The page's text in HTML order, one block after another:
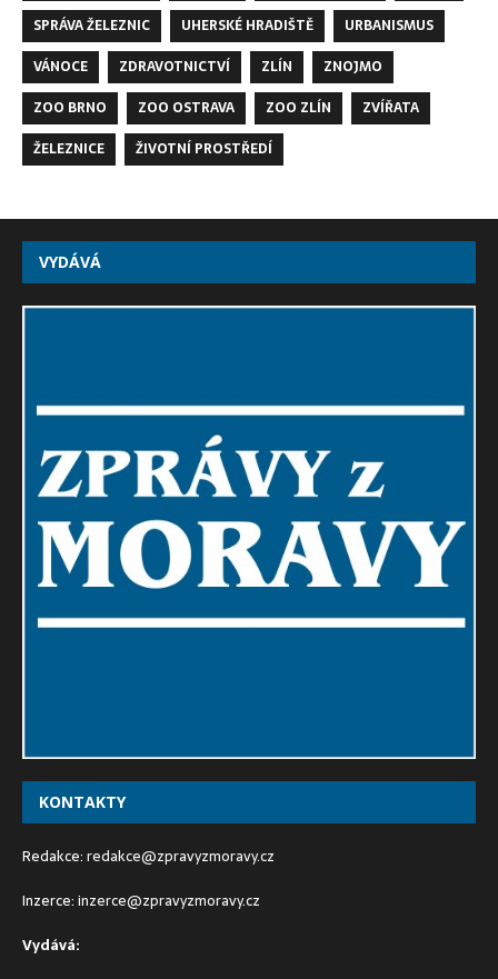
SPRÁVA ŽELEZNIC
UHERSKÉ HRADIŠTĚ
URBANISMUS
VÁNOCE
ZDRAVOTNICTVÍ ZLÍN
ZNOJMO
ZOO BRNO
ZOO OSTRAVA ZOO ZLÍN
ZVÍŘATA
ŽELEZNICE
ŽIVOTNÍ PROSTŘEDÍ
VYDÁVÁ
KONTAKTY
Redakce:redakce@zpravyzmoravy.cz
Inzerce:inzerce@zpravyzmoravy.cz
Vydává: